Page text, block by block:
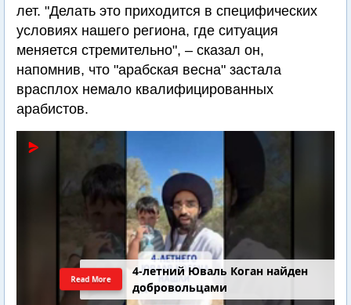
лет. "Делать это приходится в специфических
условиях нашего региона, где ситуация
меняется стремительно", – сказал он,
напомнив, что "арабская весна" застала
врасплох немало квалифицированных
арабистов.
4-летний Юваль Коган найден
добровольцами
Read More